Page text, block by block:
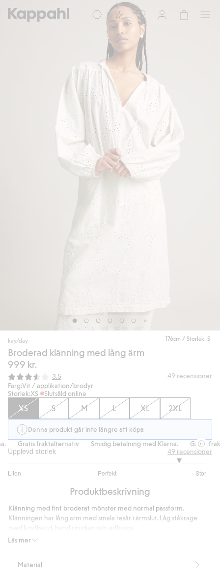
176cm / Storlek: S
kay/day
Broderad klänning med lång ärm
999 kr.
Snittbetyg:
3.5 49 recensioner
Färg:Vit / applikation/brodyr
Storlek:XS Slutsåld online
XS S M L XL 2XL
Denna produkt går inte längre att köpa
Gratis fraktalternativ
Smidig betalning med Klarna. Gratis
Upplevd storlek
Liten Perfekt Stor
utav
41
betyg
49 recensioner
Produktbeskrivning
Läs mer
Klänning med fint broderat mönster med normal passform.
Klänningen har lång ärm med smala resår i ärmslut. Låg ståkrage
Passformen är ledig och generös. Sköna plagg för träningen,
Material